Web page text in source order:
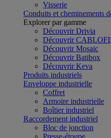
Visserie
Conduits et cheminements
Explorer par gamme
Découvrir Drivia
Découvrir
Découvrir Mosaic
Découvrir Batibox
Découvrir Keva
Produits industriels
Enveloppe industrielle
Coffret
Armoire industrielle
Boîtier industriel
Raccordement industriel
Bloc de jonction
Presse-étoupe